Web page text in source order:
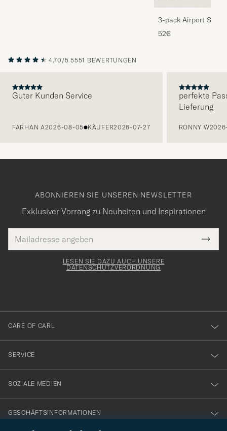
3-pack Airport
Melange
52€
4.70/5 5551 BEWERTUNGEN
Guter Kunden Service
FARHAN A2026-08-05 KÄUFER2026-07-27
perfekte
Lieferung
RONNY W
ABONNIEREN SIE UNSEREN NEWSLETTER
Exklusiver Vorrang zu Neuheiten und Inspirationen
Mail
Adresse
Tack
för
dig
till
vårt
nyhetsbrev!
LESEN SIE DAZU AUCH UNSERE
DATENSCHUTZVERORDNUNG
CARE OF CARL
SERVICE
SOZIALE MEDIEN
GESCHÄFTSINFORMATIONEN